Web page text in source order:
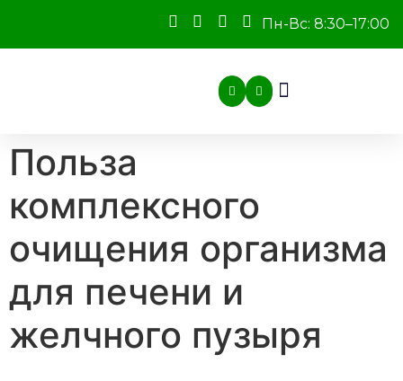
Пн-Вс: 8:30–17:00
Польза
комплексного
очищения организма
для печени и
желчного пузыря